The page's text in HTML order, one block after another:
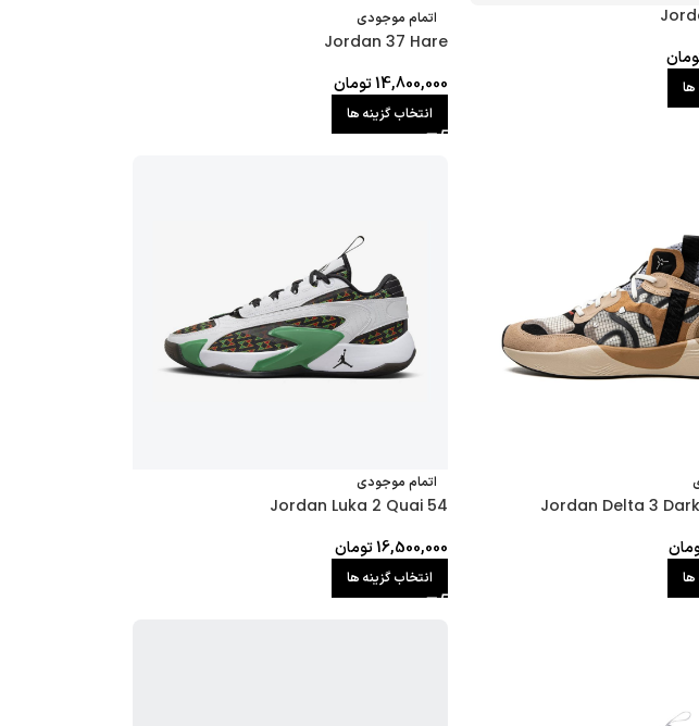
ها
اتمام موجودی
Jordan 37 Hare
14,800,000تومان
انتخاب گزینه ها
Jordan Delta 3
ها
اتمام موجودی
Jordan Luka 2 Quai 54
16,500,000تومان
انتخاب گزینه ها